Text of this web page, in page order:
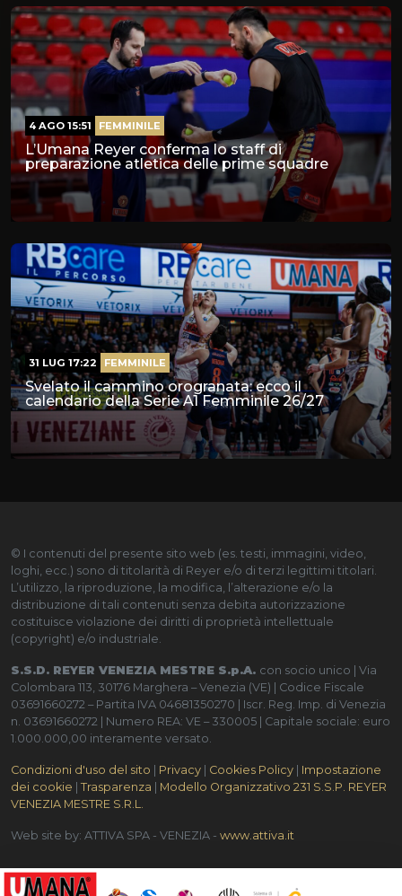
L’Umana Reyer conferma lo staff di
preparazione atletica delle prime squadre
4 AGO 15:51 FEMMINILE
Svelato il cammino orogranata: ecco il
calendario della Serie A1 Femminile 26/27
31 LUG 17:22 FEMMINILE
© I contenuti del presente sito web (es. testi, immagini, video,
loghi, ecc.) sono di titolarità di Reyer e/o di terzi legittimi titolari.
L’utilizzo, la riproduzione, la modifica, l’alterazione e/o la
distribuzione di tali contenuti senza debita autorizzazione
costituisce violazione dei diritti di proprietà intellettuale
(copyright) e/o industriale.
S.S.D. REYER VENEZIA MESTRE S.p.A. con socio unico | Via
Colombara 113, 30176 Marghera – Venezia (VE) | Codice Fiscale
03691660272 – Partita IVA 04681350270 | Iscr. Reg. Imp. di Venezia
n. 03691660272 | Numero REA: VE – 330005 | Capitale sociale: euro
1.000.000,00 interamente versato.
Condizioni d'uso del sito Privacy Cookies Policy
Impostazione
dei cookie
Trasparenza
Modello Organizzativo 231 S.S.P. REYER
VENEZIA MESTRE S.R.L.
Web site by: ATTIVA SPA - VENEZIA - www.attiva.it